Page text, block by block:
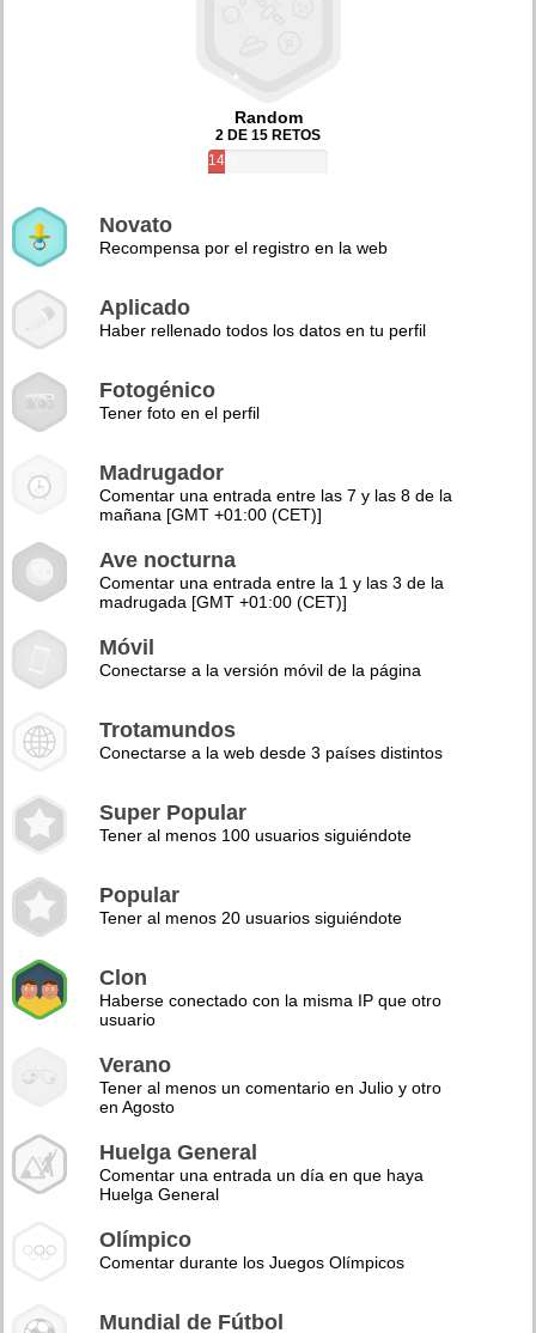
Random
2 DE 15 RETOS
14%
Novato
Recompensa por el registro en la web
Aplicado
Haber rellenado todos los datos en tu perfil
Fotogénico
Tener foto en el perfil
Madrugador
Comentar una entrada entre las 7 y las 8 de la
mañana [GMT +01:00 (CET)]
Ave nocturna
Comentar una entrada entre la 1 y las 3 de la
madrugada [GMT +01:00 (CET)]
Móvil
Conectarse a la versión móvil de la página
Trotamundos
Conectarse a la web desde 3 países distintos
Super Popular
Tener al menos 100 usuarios siguiéndote
Popular
Tener al menos 20 usuarios siguiéndote
Clon
Haberse conectado con la misma IP que otro
usuario
Verano
Tener al menos un comentario en Julio y otro
en Agosto
Huelga General
Comentar una entrada un día en que haya
Huelga General
Olímpico
Comentar durante los Juegos Olímpicos
Mundial de Fútbol